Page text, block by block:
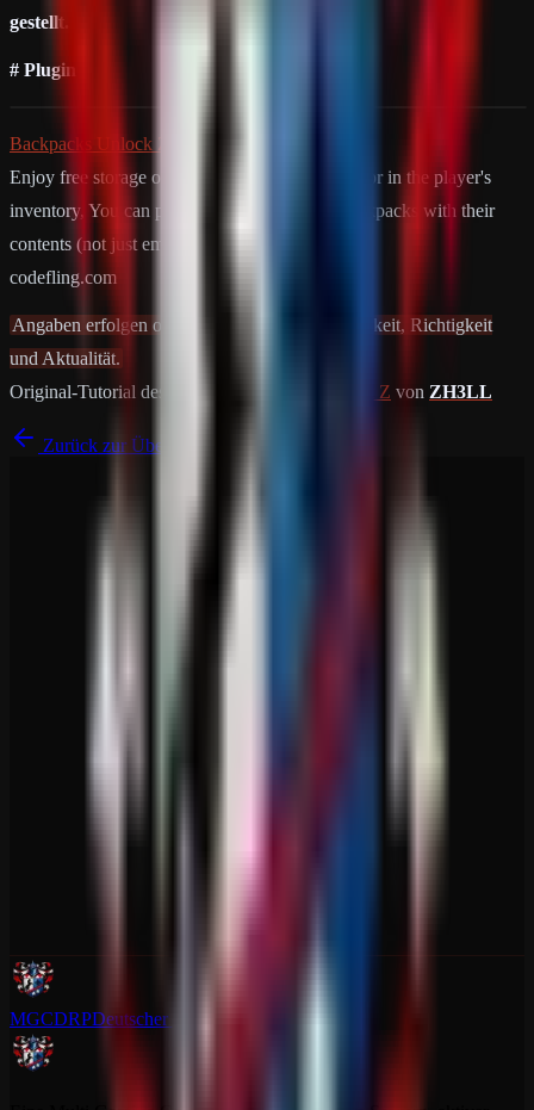
gestellt.
# Plugin
Backpacks Unlock Z
Enjoy free storage of backpacks either in a box or in the player's
inventory, You can put the Large and Small backpacks with their
contents (not just empty)…
codefling.com
Angaben erfolgen ohne Gewähr auf Vollständigkeit, Richtigkeit
und Aktualität.
Original-Tutorial des Plugins
Backpacks Unlock Z von ZH3LL
Zurück zur Übersicht
MGCDRPDeutscher Ritter Platz